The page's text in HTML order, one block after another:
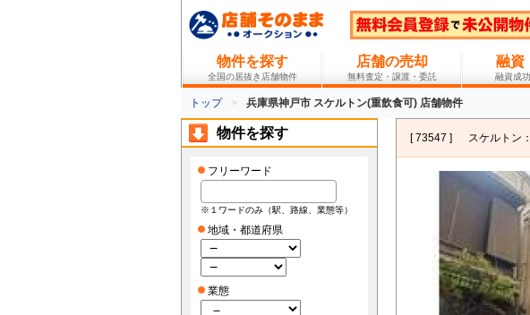
物件を探す
全国の居抜き店舗物件
店舗の売却
無料査定・譲渡・委託
融資
融資成
トップ 兵庫県神戸市 スケルトン(重飲食可) 店舗物件
[ 73547 ] スケルトン
物件を探す
フリーワード
※１ワードのみ（駅、路線、業態等）
地域・都道府県
業態